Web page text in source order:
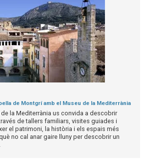
de Montgrí amb el Museu de la Mediterrània
la Mediterrània us convida a descobrir
de tallers familiars, visites guiades i
el patrimoni, la història i els espais més
no cal anar gaire lluny per descobrir un